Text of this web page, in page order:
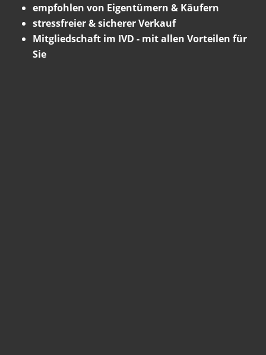
empfohlen von Eigentümern & Käufern
stressfreier & sicherer Verkauf
Mitgliedschaft im IVD - mit allen Vorteilen für
Sie